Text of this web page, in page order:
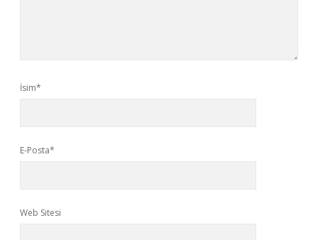
İsim*
E-Posta*
Web Sitesi